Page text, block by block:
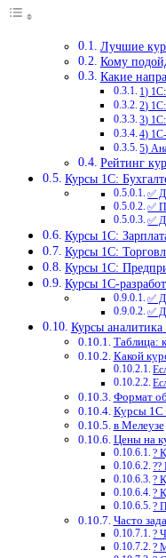
Лучшие
Кому
Какие
1)
2)
3)
4)
5)
Рейтинг
Курсы 1С:
✅
✅
✅
Курсы 1С:
Курсы 1С:
Курсы 1С:
Курсы 1С-
✅
✅
Курсы
Таблица:
Какой
Формат
Курсы 1С
в Мелеузе
Цены на
?
?‍?
?
?
?
Часто
?
?